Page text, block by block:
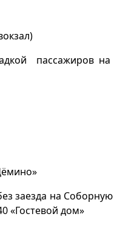
пассажиров на
заезда на Соборную
«Гостевой дом»